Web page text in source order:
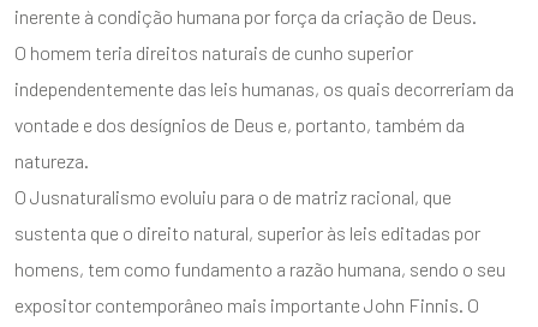
inerente à condição humana por força da criação de Deus.
O homem teria direitos naturais de cunho superior
independentemente das leis humanas, os quais decorreriam da
vontade e dos desígnios de Deus e, portanto, também da
natureza.
O Jusnaturalismo evoluiu para o de matriz racional, que
sustenta que o direito natural, superior às leis editadas por
homens, tem como fundamento a razão humana, sendo o seu
expositor contemporâneo mais importante John Finnis. O